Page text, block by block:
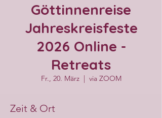
Göttinnenreise
Jahreskreisfeste
2026 Online -
Retreats
Fr., 20. März
  |
via ZOOM
Zeit & Ort